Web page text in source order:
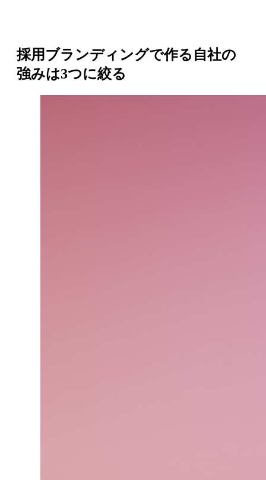
採用ブランディングで作る自社の
強みは3つに絞る